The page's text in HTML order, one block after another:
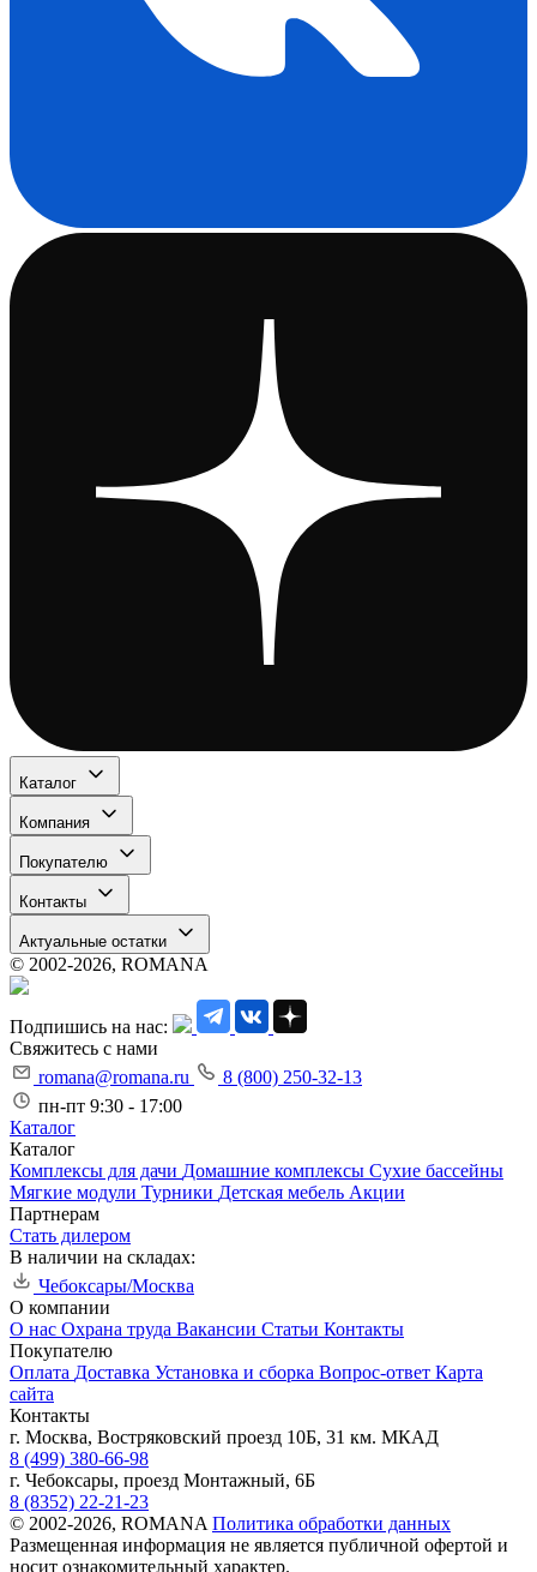
Каталог
Компания
Покупателю
Контакты
Актуальные остатки
© 2002-2026, ROMANA
Подпишись на нас:
Свяжитесь с нами
romana@romana.ru
8 (800) 250-32-13
пн-пт 9:30 - 17:00
Каталог
Каталог
Комплексы для дачи Домашние комплексы Сухие бассейны
Мягкие модули Турники Детская мебель Акции
Партнерам
Стать дилером
В наличии на складах:
Чебоксары/Москва
О компании
О нас Охрана труда Вакансии Статьи Контакты
Покупателю
Оплата Доставка Установка и сборка Вопрос-ответ Карта
сайта
Контакты
г. Москва, Востряковский проезд 10Б, 31 км. МКАД
8 (499) 380-66-98
г. Чебоксары, проезд Монтажный, 6Б
8 (8352) 22-21-23
© 2002-2026, ROMANA Политика обработки данных
Размещенная информация не является публичной офертой и
носит ознакомительный характер.